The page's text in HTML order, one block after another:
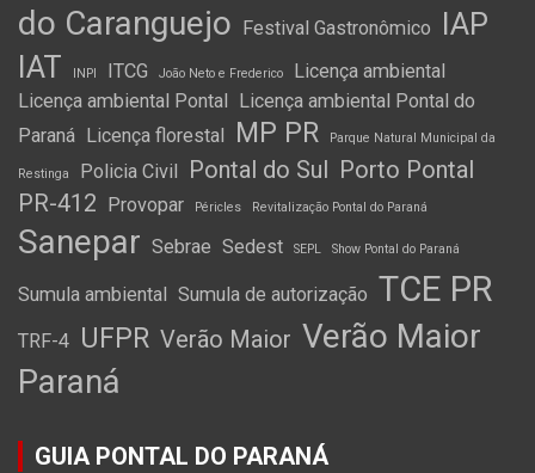
do Caranguejo
Festival Gastronômico
IAP
IAT
INPI ITCG João Neto e Frederico
Licença ambiental
Licença ambiental Pontal
Licença ambiental Pontal do
Paraná
Licença florestal MP PR Parque Natural Municipal da
Restinga Policia Civil Pontal do Sul
Porto Pontal
PR-412
Provopar Péricles Revitalização Pontal do Paraná
Sanepar Sebrae Sedest SEPL Show Pontal do Paraná
Sumula ambiental Sumula de autorização TCE PR
TRF-4 UFPR Verão Maior Verão Maior
Paraná
GUIA PONTAL DO PARANÁ